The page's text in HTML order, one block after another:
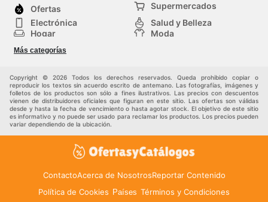
Ofertas
Supermercados
Electrónica
Salud y Belleza
Hogar
Moda
Herramientas y jardinería
Infancia
Más categorías
Copyright © 2026 Todos los derechos reservados. Queda prohibido copiar o
reproducir los textos sin acuerdo escrito de antemano. Las fotografías, imágenes y
folletos de los productos son sólo a fines ilustrativos. Las precios con descuentos
vienen de distribuidores oficiales que figuran en este sitio. Las ofertas son válidas
desde y hasta la fecha de vencimiento o hasta agotar stock. El objetivo de este sitio
es informativo y no puede ser usado para reclamar los productos. Los precios pueden
variar dependiendo de la ubicación.
ContactoAcerca de NosotrosReportar Contenido
Política de Cookies Países Términos y Condiciones